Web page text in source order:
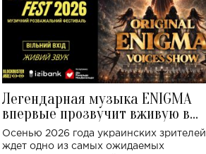
Легендарная музыка ENIGMA
впервые прозвучит вживую в
Украине: где состоится концерт
Осенью 2026 года украинских зрителей
ждет одно из самых ожидаемых